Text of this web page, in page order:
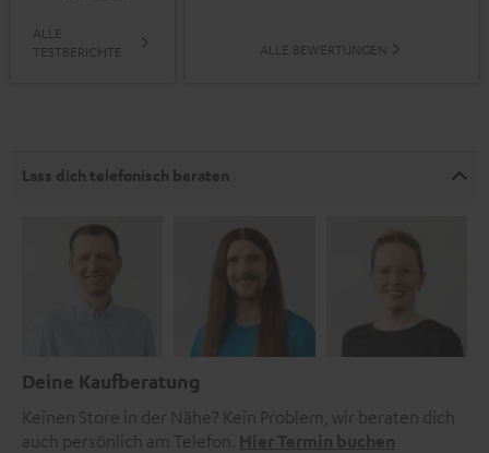
ALLE
TESTBERICHTE
ALLE BEWERTUNGEN
Lass dich telefonisch beraten
Deine Kaufberatung
Keinen Store in der Nähe? Kein Problem, wir beraten dich
auch persönlich am Telefon. Hier Termin buchen